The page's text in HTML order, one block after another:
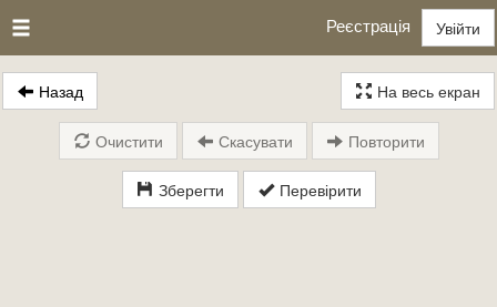
Реєстрація Увійти
Назад На весь екран
Зберегти Перевірити
Очистити Скасувати Повторити